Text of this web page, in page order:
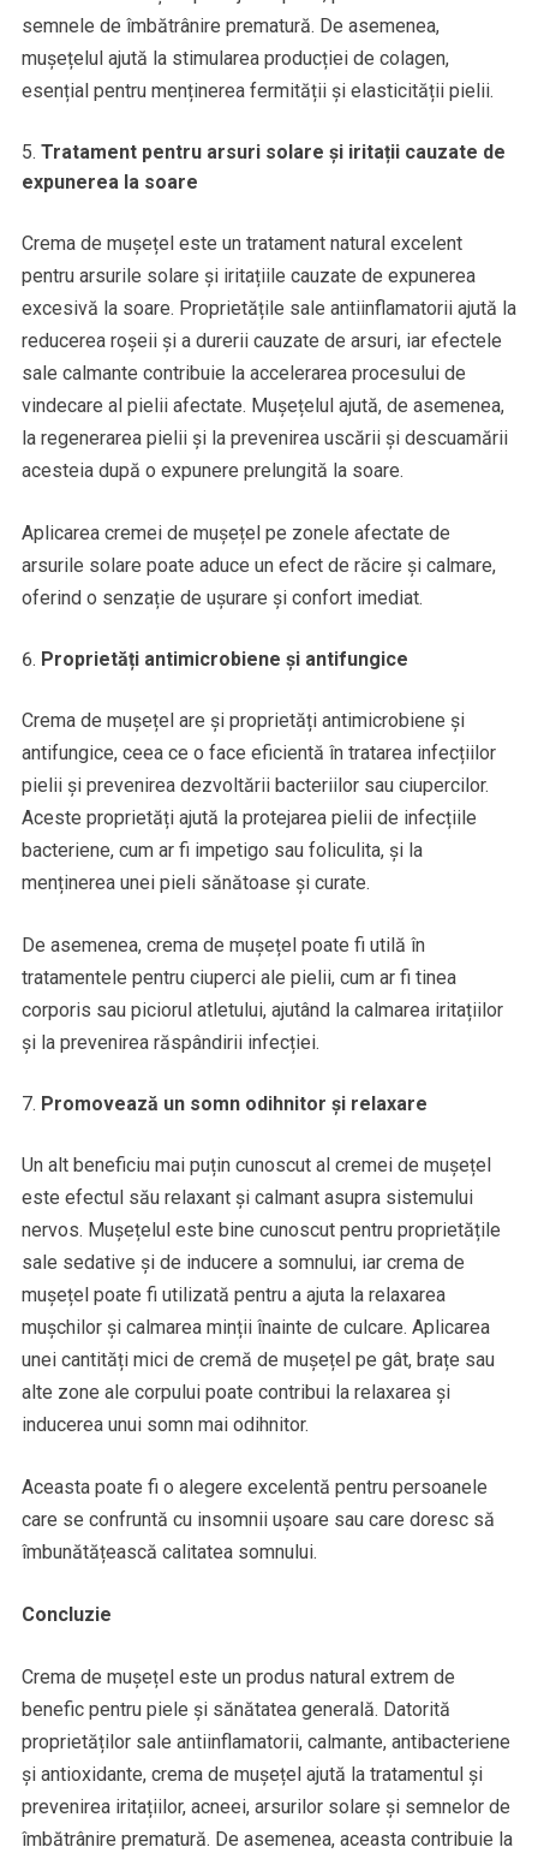
semnele de îmbătrânire prematură. De asemenea,
mușețelul ajută la stimularea producției de colagen,
esențial pentru menținerea fermității și elasticității pielii.
Tratament pentru arsuri solare și iritații cauzate de
expunerea la soare
Crema de mușețel este un tratament natural excelent
pentru arsurile solare și iritațiile cauzate de expunerea
excesivă la soare. Proprietățile sale antiinflamatorii ajută la
reducerea roșeii și a durerii cauzate de arsuri, iar efectele
sale calmante contribuie la accelerarea procesului de
vindecare al pielii afectate. Mușețelul ajută, de asemenea,
la regenerarea pielii și la prevenirea uscării și descuamării
acesteia după o expunere prelungită la soare.
Aplicarea cremei de mușețel pe zonele afectate de
arsurile solare poate aduce un efect de răcire și calmare,
oferind o senzație de ușurare și confort imediat.
Proprietăți antimicrobiene și antifungice
Crema de mușețel are și proprietăți antimicrobiene și
antifungice, ceea ce o face eficientă în tratarea infecțiilor
pielii și prevenirea dezvoltării bacteriilor sau ciupercilor.
Aceste proprietăți ajută la protejarea pielii de infecțiile
bacteriene, cum ar fi impetigo sau foliculita, și la
menținerea unei pieli sănătoase și curate.
De asemenea, crema de mușețel poate fi utilă în
tratamentele pentru ciuperci ale pielii, cum ar fi tinea
corporis sau piciorul atletului, ajutând la calmarea iritațiilor
și la prevenirea răspândirii infecției.
Promovează un somn odihnitor și relaxare
Un alt beneficiu mai puțin cunoscut al cremei de mușețel
este efectul său relaxant și calmant asupra sistemului
nervos. Mușețelul este bine cunoscut pentru proprietățile
sale sedative și de inducere a somnului, iar crema de
mușețel poate fi utilizată pentru a ajuta la relaxarea
mușchilor și calmarea minții înainte de culcare. Aplicarea
unei cantități mici de cremă de mușețel pe gât, brațe sau
alte zone ale corpului poate contribui la relaxarea și
inducerea unui somn mai odihnitor.
Aceasta poate fi o alegere excelentă pentru persoanele
care se confruntă cu insomnii ușoare sau care doresc să
îmbunătățească calitatea somnului.
Concluzie
Crema de mușețel este un produs natural extrem de
benefic pentru piele și sănătatea generală. Datorită
proprietăților sale antiinflamatorii, calmante, antibacteriene
și antioxidante, crema de mușețel ajută la tratamentul și
prevenirea iritațiilor, acneei, arsurilor solare și semnelor de
îmbătrânire prematură. De asemenea, aceasta contribuie la